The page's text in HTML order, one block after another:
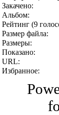
Закачено:
Альбом:
Рейтинг (9
Размер файла:
Размеры:
Показано:
URL:
Избранное: